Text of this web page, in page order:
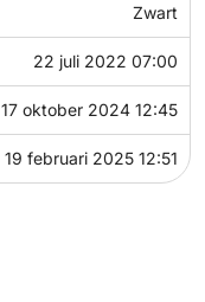
Zwart
22 juli 2022 07:00
17 oktober 2024 12:45
19 februari 2025 12:51